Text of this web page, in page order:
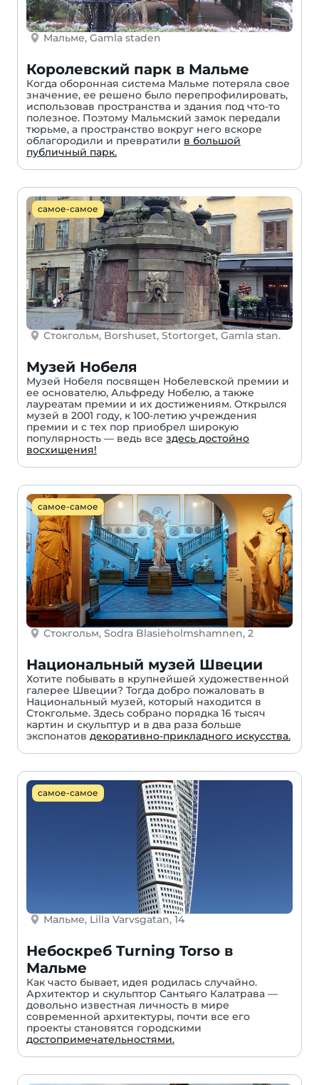
Мальме, Gamla staden
Королевский парк в Мальме
Когда оборонная система Мальме потеряла свое
значение, ее решено было перепрофилировать,
использовав пространства и здания под что-то
полезное. Поэтому Мальмский замок передали
тюрьме, а пространство вокруг него вскоре
облагородили и превратили в большой
публичный парк.
самое-самое
Стокгольм, Bоrshuset, Stortorget, Gamla stan.
Музей Нобеля
Музей Нобеля посвящен Нобелевской премии и
ее основателю, Альфреду Нобелю, а также
лауреатам премии и их достижениям. Открылся
музей в 2001 году, к 100-летию учреждения
премии и с тех пор приобрел широкую
популярность — ведь все здесь достойно
восхищения!
самое-самое
Стокгольм, Sodra Blasieholmshamnen, 2
Национальный музей Швеции
Хотите побывать в крупнейшей художественной
галерее Швеции? Тогда добро пожаловать в
Национальный музей, который находится в
Стокгольме. Здесь собрано порядка 16 тысяч
картин и скульптур и в два раза больше
экспонатов декоративно-прикладного искусства.
самое-самое
Мальме, Lilla Varvsgatan, 14
Небоскреб Turning Torso в
Мальме
Как часто бывает, идея родилась случайно.
Архитектор и скульптор Сантьяго Калатрава —
довольно известная личность в мире
современной архитектуры, почти все его
проекты становятся городскими
достопримечательностями.